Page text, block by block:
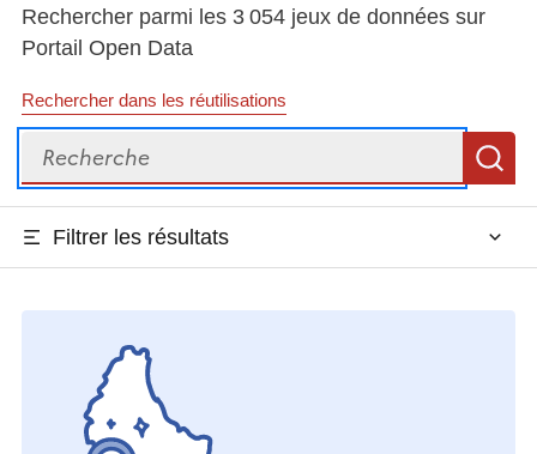
Rechercher parmi les 3 054 jeux de données sur
Portail Open Data
Rechercher dans les réutilisations
Recherche
Filtrer les résultats